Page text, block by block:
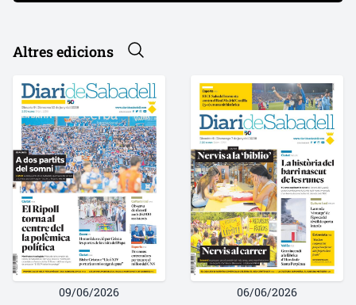
Altres edicions
09/06/2026 06/06/2026